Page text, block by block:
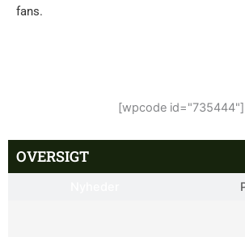
fans.
[wpcode id="735444"]
OVERSIGT